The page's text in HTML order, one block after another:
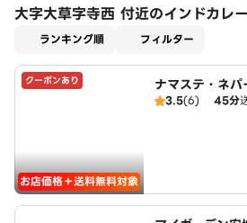
大字大草字寺西 付近のインドカレー
ランキング順 フィルター
クーポンあり
お店価格＋送料無料対象
ナマステ・ネ
ラン
3.5(6) 45分